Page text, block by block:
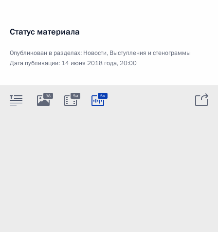
Статус материала
Опубликован в разделах: Новости, Выступления и стенограммы
Дата публикации: 14 июня 2018 года, 20:00
38 5м 5м